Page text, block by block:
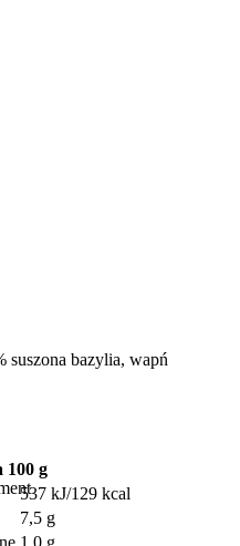
suszona bazylia, wapń
100 g
537 kJ/129 kcal
7,5 g
1,0 g